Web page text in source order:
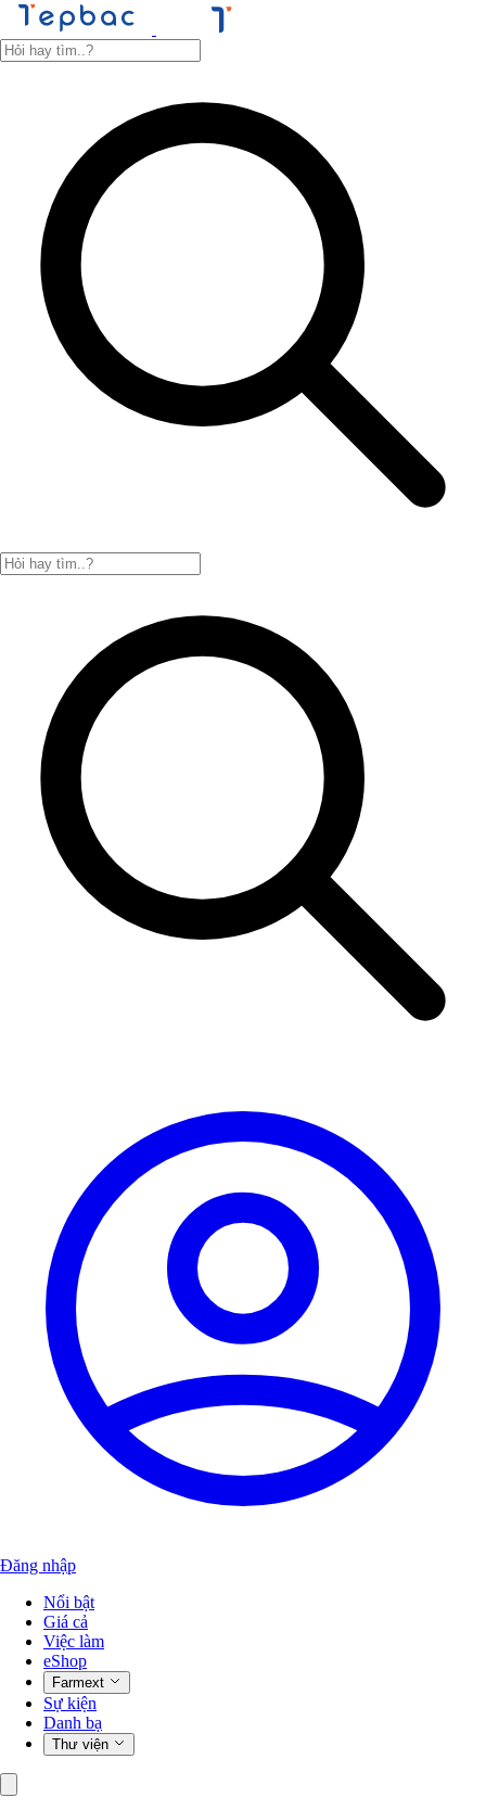
Đăng nhập
Nổi bật
Giá cả
Việc làm
eShop
Farmext
Sự kiện
Danh bạ
Thư viện